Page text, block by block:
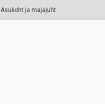
Asukoht ja majajuht